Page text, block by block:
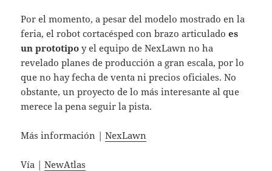
Por el momento, a pesar del modelo mostrado en la
feria, el robot cortacésped con brazo articuladoes
un prototipo y el equipo de NexLawn no ha
revelado planes de producción a gran escala, por lo
que no hay fecha de venta ni precios oficiales. No
obstante, un proyecto de lo más interesante al que
merece la pena seguir la pista.
Más información |NexLawn
Vía |NewAtlas